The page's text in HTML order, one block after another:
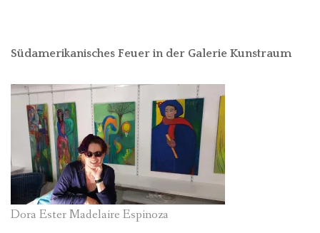
Südamerikanisches Feuer in der Galerie Kunstraum
Dora Ester Madelaire Espinoza